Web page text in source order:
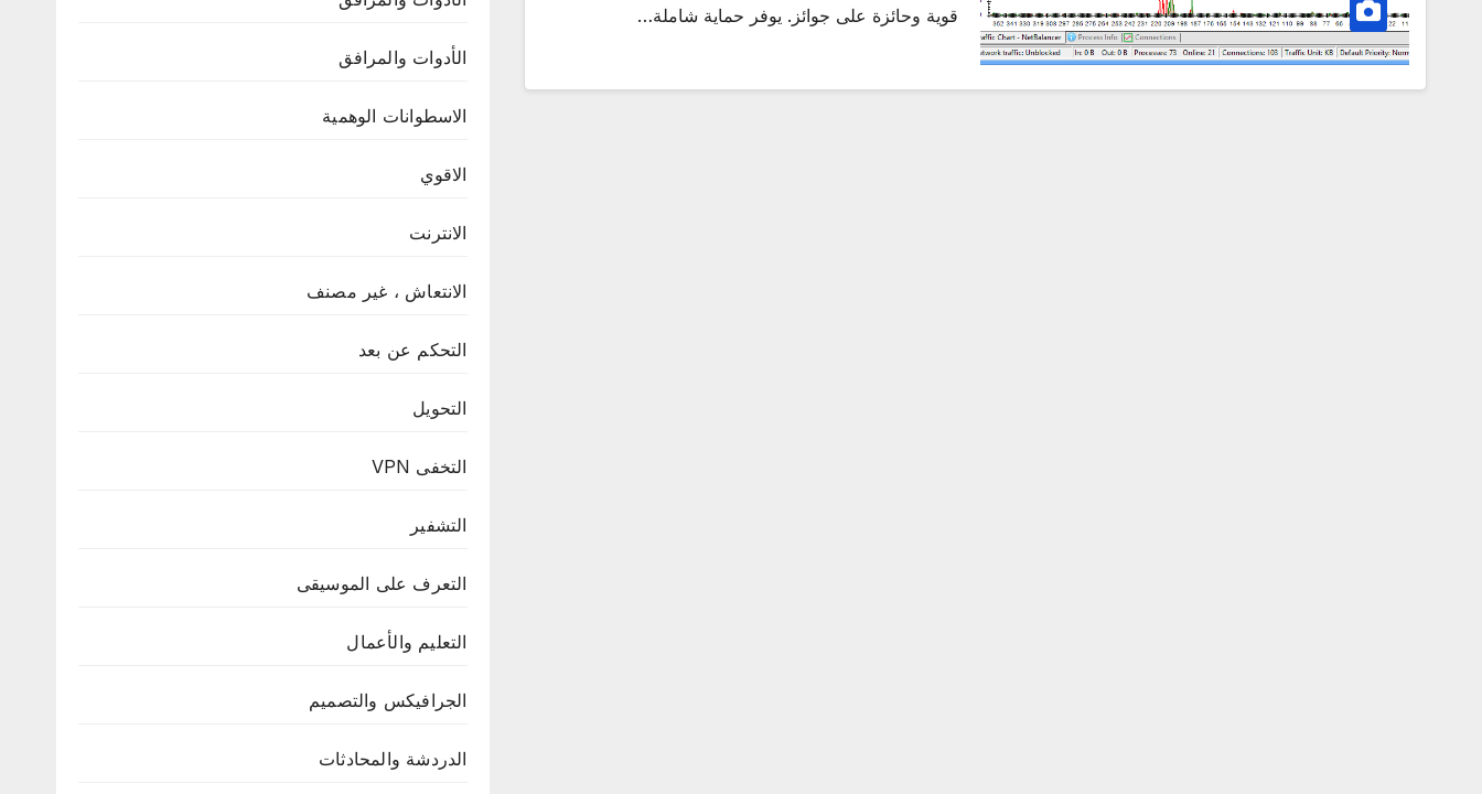
قوية وحائزة على جوائز. يوفر حماية شاملة…
الأدوات والمرافق
الاسطوانات الوهمية
الاقوي
الانترنت
الانتعاش ، غير مصنف
التحكم عن بعد
التحويل
التخفى VPN
التشفير
التعرف على الموسيقى
التعليم والأعمال
الجرافيكس والتصميم
الدردشة والمحادثات